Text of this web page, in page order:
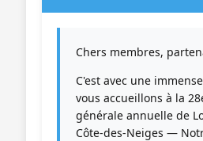
Chers membres,
C'est avec une
vous accueillons à la
générale annuelle de
Côte-des-Neiges —